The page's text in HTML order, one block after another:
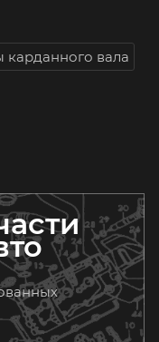
карданного вала